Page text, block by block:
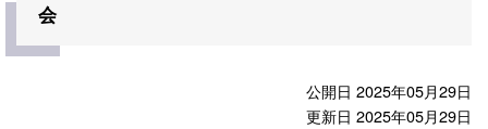
会
公開日 2025年05月29日
更新日 2025年05月29日